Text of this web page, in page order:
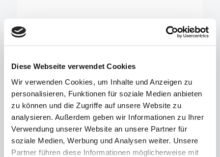
Diese Webseite verwendet Cookies
Wir verwenden Cookies, um Inhalte und Anzeigen zu
personalisieren, Funktionen für soziale Medien anbieten
zu können und die Zugriffe auf unsere Website zu
analysieren. Außerdem geben wir Informationen zu Ihrer
Verwendung unserer Website an unsere Partner für
soziale Medien, Werbung und Analysen weiter. Unsere
Partner führen diese Informationen möglicherweise mit
Mehrfamilienhaus, Renditeobjekt
Objekt-ID 02228 Wohneinheiten 15
35
Zimmer
Wohnfläche ca. 959 m² Grund­
stück ca. 2.112 m²
Status vermietet
Preis auf Anfrage